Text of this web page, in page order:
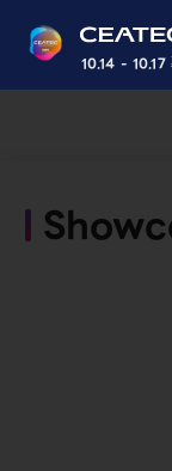
10.14 - 10.17